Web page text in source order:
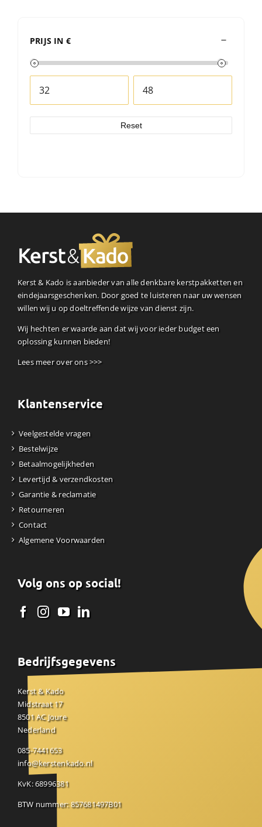
PRIJS IN €
Reset
Kerst & Kado is aanbieder van alle denkbare kerstpakketten en
eindejaarsgeschenken. Door goed te luisteren naar uw wensen
willen wij u op doeltreffende wijze van dienst zijn.
Wij hechten er waarde aan dat wij voor ieder budget een
oplossing kunnen bieden!
Lees meer over ons >>>
Klantenservice
Veelgestelde vragen
Bestelwijze
Betaalmogelijkheden
Levertijd & verzendkosten
Garantie & reclamatie
Retourneren
Contact
Algemene Voorwaarden
Volg ons op social!
Bedrijfsgegevens
Kerst & Kado
Midstraat 17
8501 AC Joure
Nederland
085-7441653
info@kerstenkado.nl
KvK: 68996381
BTW nummer: 857681497B01